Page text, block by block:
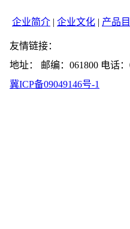
企业简介 | 企业文化 | 产品
友情链接：
地址： 邮编：061800 电话
冀ICP备09049146号-1